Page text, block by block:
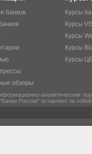
банков
обзоры
Курсы
Курсы
Курсы
Курсы
Курсы
аналитическим
России" оставляет за